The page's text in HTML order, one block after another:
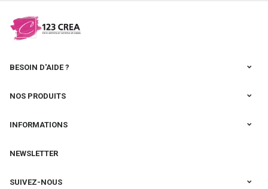
BESOIN D'AIDE ?
NOS PRODUITS
INFORMATIONS
NEWSLETTER
SUIVEZ-NOUS